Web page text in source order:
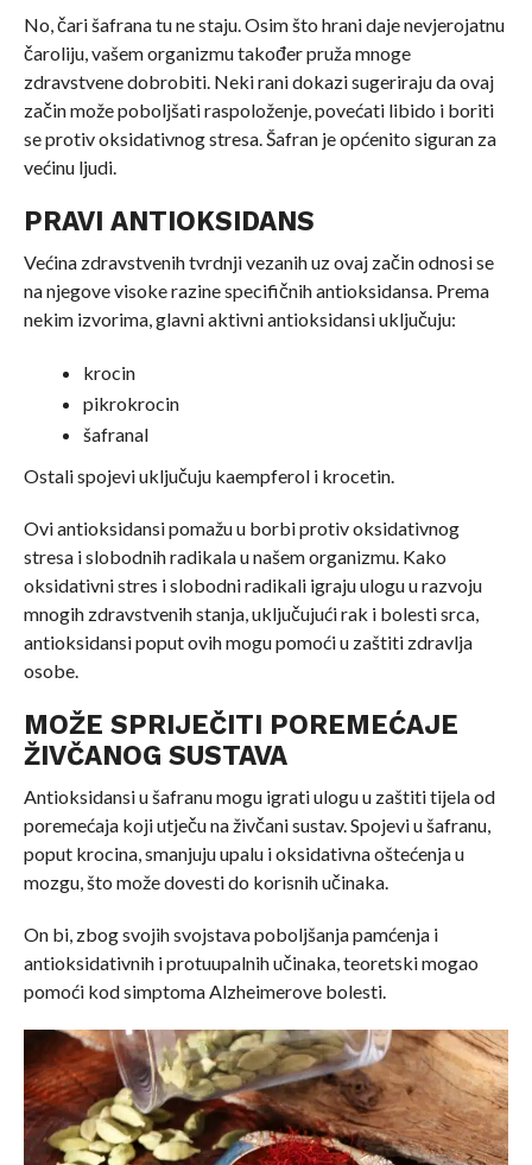
No, čari šafrana tu ne staju. Osim što hrani daje nevjerojatnu
čaroliju, vašem organizmu također pruža mnoge
zdravstvene dobrobiti. Neki rani dokazi sugeriraju da ovaj
začin može poboljšati raspoloženje, povećati libido i boriti
se protiv oksidativnog stresa. Šafran je općenito siguran za
većinu ljudi.
PRAVI ANTIOKSIDANS
Većina zdravstvenih tvrdnji vezanih uz ovaj začin odnosi se
na njegove visoke razine specifičnih antioksidansa. Prema
nekim izvorima, glavni aktivni antioksidansi uključuju:
krocin
pikrokrocin
šafranal
Ostali spojevi uključuju kaempferol i krocetin.
Ovi antioksidansi pomažu u borbi protiv oksidativnog
stresa i slobodnih radikala u našem organizmu. Kako
oksidativni stres i slobodni radikali igraju ulogu u razvoju
mnogih zdravstvenih stanja, uključujući rak i bolesti srca,
antioksidansi poput ovih mogu pomoći u zaštiti zdravlja
osobe.
MOŽE SPRIJEČITI POREMEĆAJE
ŽIVČANOG SUSTAVA
Antioksidansi u šafranu mogu igrati ulogu u zaštiti tijela od
poremećaja koji utječu na živčani sustav. Spojevi u šafranu,
poput krocina, smanjuju upalu i oksidativna oštećenja u
mozgu, što može dovesti do korisnih učinaka.
On bi, zbog svojih svojstava poboljšanja pamćenja i
antioksidativnih i protuupalnih učinaka, teoretski mogao
pomoći kod simptoma Alzheimerove bolesti.